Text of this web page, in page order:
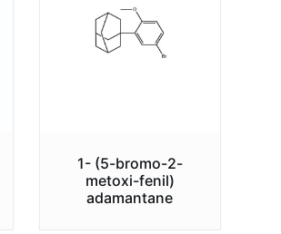
1- (5-bromo-2-
metoxi-fenil)
adamantane